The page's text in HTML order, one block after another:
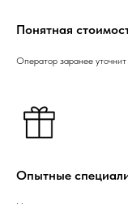
Понятная
Оператор заранее
Опытные